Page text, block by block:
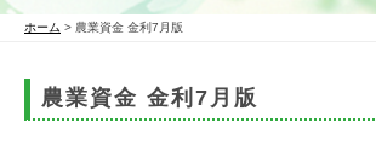
プ
理
佐
ホーム > 農業資金 金利7月版
農業資金 金利7月版